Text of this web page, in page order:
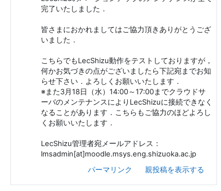
完了いたしました．
皆さまにおかれましてはご協力頂きありがとうござ
いました．
こちらでもLecShizu動作をテストしておりますが，
何かお気づきの点がございましたら下記宛までお知
らせ下さい．よろしくお願いいたします．
※また3月18日（水）14:00～17:00までクラウドサ
ーバのメンテナンスによりLecShizuに接続できなく
なることがあります．こちらもご協力のほどよろし
くお願いいたします．
LecShizu管理者宛メールアドレス：
lmsadmin[at]moodle.msys.eng.shizuoka.ac.jp
パーマリンク
親投稿を表示する